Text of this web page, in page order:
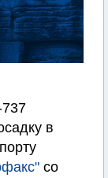
в
со